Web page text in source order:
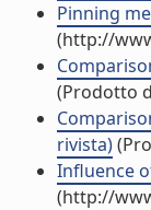
Pinning
(http://
(Prodotto
rivista)
Influence
(http://